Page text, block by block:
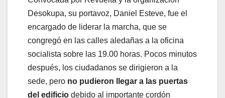
Desokupa, su portavoz, Daniel Esteve, fue el
encargado de liderar la marcha, que se
congregó en las calles aledañas a la oficina
socialista sobre las 19.00 horas. Pocos minutos
después, los ciudadanos se dirigieron a la
sede, pero no pudieron llegar a las puertas
del edificio debido al importante cordón